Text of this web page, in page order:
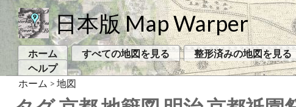
日本版 Map Warper
ホーム すべての地図を見る 整形済みの地図を見る
ヘルプ
ホーム > 地図